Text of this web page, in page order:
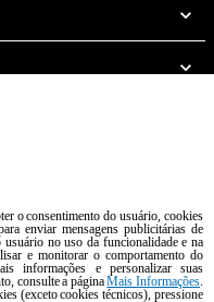
reservados. Reg. Imp Pádua nº
Cookie policy
o consentimento do usuário, cookies
enviar mensagens publicitárias de
no uso da funcionalidade e na
e monitorar o comportamento do
informações e personalizar suas
consulte a páginaMais Informações.
(exceto cookies técnicos), pressione